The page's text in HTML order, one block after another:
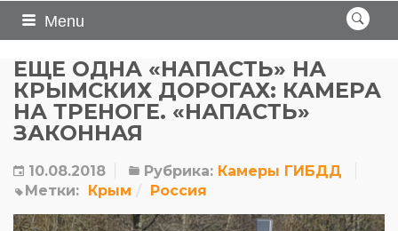
Menu
ЕЩЕ ОДНА «НАПАСТЬ» НА
КРЫМСКИХ ДОРОГАХ: КАМЕРА
НА ТРЕНОГЕ. «НАПАСТЬ»
ЗАКОННАЯ
10.08.2018 Рубрика: Камеры ГИБДД
Метки: Крым Россия